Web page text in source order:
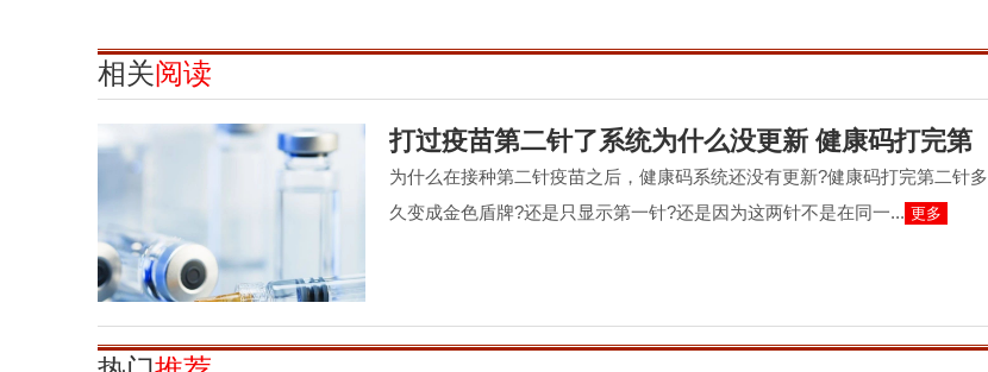
相关阅读
打过疫苗第二针了系统为什么没更新 健康码打完第
为什么在接种第二针疫苗之后，健康码系统还没有更新?健康码打完第二针多
久变成金色盾牌?还是只显示第一针?还是因为这两针不是在同一... 更多